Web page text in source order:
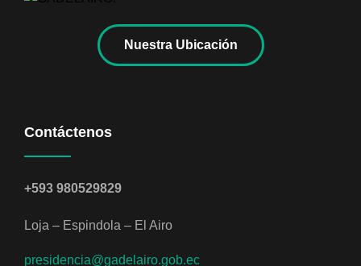
Nuestra Ubicación
Contáctenos
+593 980529829
Loja – Espindola – El Airo
presidencia@gadelairo.gob.ec